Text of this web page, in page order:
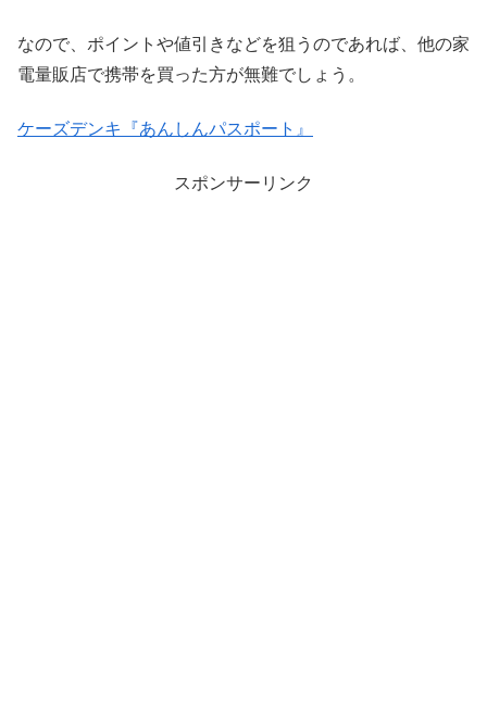
なので、ポイントや値引きなどを狙うのであれば、他の家
電量販店で携帯を買った方が無難でしょう。
ケーズデンキ『あんしんパスポート』
スポンサーリンク